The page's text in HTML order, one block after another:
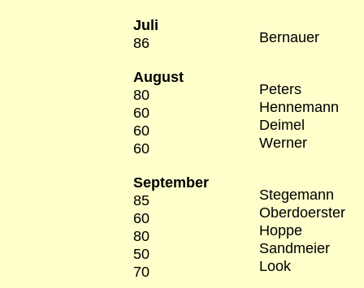
Juli
86
August
80
60
60
60
September
85
60
80
50
70
Bernauer
Peters
Hennemann
Deimel
Werner
Stegemann
Oberdoerster
Hoppe
Sandmeier
Look